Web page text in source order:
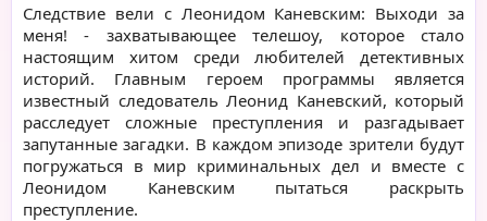
Следствие вели с Леонидом Каневским: Выходи за
меня! - захватывающее телешоу, которое стало
настоящим хитом среди любителей детективных
историй. Главным героем программы является
известный следователь Леонид Каневский, который
расследует сложные преступления и разгадывает
запутанные загадки. В каждом эпизоде зрители будут
погружаться в мир криминальных дел и вместе с
Леонидом Каневским пытаться раскрыть
преступление.